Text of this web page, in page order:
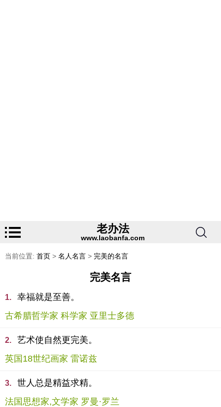
老办法
www.laobanfa.com
当前位置: 首页 > 名人名言 > 完美的名言
完美名言
1.
幸福就是至善。
古希腊哲学家 科学家 亚里士多德
2.
艺术使自然更完美。
英国18世纪画家 雷诺兹
3.
世人总是精益求精。
法国思想家,文学家 罗曼·罗兰